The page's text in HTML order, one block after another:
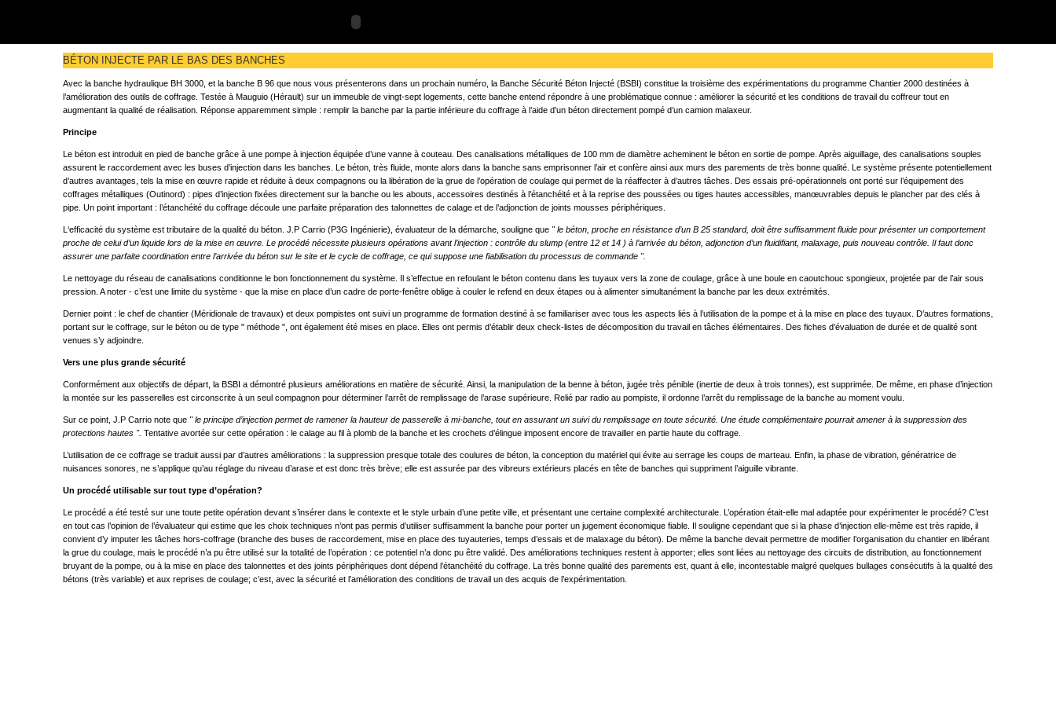
BÉTON INJECTE PAR LE BAS DES BANCHES
Avec la banche hydraulique BH 3000, et la banche B 96 que nous vous présenterons dans un prochain numéro, la Banche Sécurité Béton Injecté (BSBI) constitue la troisième des expérimentations du programme Chantier 2000 destinées à
l’amélioration des outils de coffrage. Testée à Mauguio (Hérault) sur un immeuble de vingt-sept logements, cette banche entend répondre à une problématique connue : améliorer la sécurité et les conditions de travail du coffreur tout en
augmentant la qualité de réalisation. Réponse apparemment simple : remplir la banche par la partie inférieure du coffrage à l’aide d’un béton directement pompé d’un camion malaxeur.
Principe
Le béton est introduit en pied de banche grâce à une pompe à injection équipée d’une vanne à couteau. Des canalisations métalliques de 100 mm de diamètre acheminent le béton en sortie de pompe. Après aiguillage, des canalisations souples
assurent le raccordement avec les buses d’injection dans les banches. Le béton, très fluide, monte alors dans la banche sans emprisonner l’air et confère ainsi aux murs des parements de très bonne qualité. Le système présente potentiellement
d’autres avantages, tels la mise en œuvre rapide et réduite à deux compagnons ou la libération de la grue de l’opération de coulage qui permet de la réaffecter à d’autres tâches. Des essais pré-opérationnels ont porté sur l’équipement des
coffrages métalliques (Outinord) : pipes d’injection fixées directement sur la banche ou les abouts, accessoires destinés à l’étanchéité et à la reprise des poussées ou tiges hautes accessibles, manœuvrables depuis le plancher par des clés à
pipe. Un point important : l’étanchéité du coffrage découle une parfaite préparation des talonnettes de calage et de l’adjonction de joints mousses périphériques.
L‘efficacité du système est tributaire de la qualité du béton. J.P Carrio (P3G Ingénierie), évaluateur de la démarche, souligne que " le béton, proche en résistance d’un B 25 standard, doit être suffisamment fluide pour présenter un comportement
proche de celui d’un liquide lors de la mise en œuvre. Le procédé nécessite plusieurs opérations avant l’injection : contrôle du slump (entre 12 et 14 ) à l’arrivée du béton, adjonction d’un fluidifiant, malaxage, puis nouveau contrôle. Il faut donc
assurer une parfaite coordination entre l’arrivée du béton sur le site et le cycle de coffrage, ce qui suppose une fiabilisation du processus de commande ".
Le nettoyage du réseau de canalisations conditionne le bon fonctionnement du système. Il s’effectue en refoulant le béton contenu dans les tuyaux vers la zone de coulage, grâce à une boule en caoutchouc spongieux, projetée par de l’air sous
pression. A noter - c’est une limite du système - que la mise en place d’un cadre de porte-fenêtre oblige à couler le refend en deux étapes ou à alimenter simultanément la banche par les deux extrémités.
Dernier point : le chef de chantier (Méridionale de travaux) et deux pompistes ont suivi un programme de formation destiné à se familiariser avec tous les aspects liés à l’utilisation de la pompe et à la mise en place des tuyaux. D’autres formations,
portant sur le coffrage, sur le béton ou de type " méthode ", ont également été mises en place. Elles ont permis d’établir deux check-listes de décomposition du travail en tâches élémentaires. Des fiches d’évaluation de durée et de qualité sont
venues s’y adjoindre.
Vers une plus grande sécurité
Conformément aux objectifs de départ, la BSBI a démontré plusieurs améliorations en matière de sécurité. Ainsi, la manipulation de la benne à béton, jugée très pénible (inertie de deux à trois tonnes), est supprimée. De même, en phase d’injection
la montée sur les passerelles est circonscrite à un seul compagnon pour déterminer l’arrêt de remplissage de l’arase supérieure. Relié par radio au pompiste, il ordonne l’arrêt du remplissage de la banche au moment voulu.
Sur ce point, J.P Carrio note que " le principe d’injection permet de ramener la hauteur de passerelle à mi-banche, tout en assurant un suivi du remplissage en toute sécurité. Une étude complémentaire pourrait amener à la suppression des
protections hautes ". Tentative avortée sur cette opération : le calage au fil à plomb de la banche et les crochets d’élingue imposent encore de travailler en partie haute du coffrage.
L’utilisation de ce coffrage se traduit aussi par d’autres améliorations : la suppression presque totale des coulures de béton, la conception du matériel qui évite au serrage les coups de marteau. Enfin, la phase de vibration, génératrice de
nuisances sonores, ne s’applique qu’au réglage du niveau d’arase et est donc très brève; elle est assurée par des vibreurs extérieurs placés en tête de banches qui suppriment l’aiguille vibrante.
Un procédé utilisable sur tout type d’opération?
Le procédé a été testé sur une toute petite opération devant s’insérer dans le contexte et le style urbain d’une petite ville, et présentant une certaine complexité architecturale. L’opération était-elle mal adaptée pour expérimenter le procédé? C’est
en tout cas l’opinion de l’évaluateur qui estime que les choix techniques n’ont pas permis d’utiliser suffisamment la banche pour porter un jugement économique fiable. Il souligne cependant que si la phase d’injection elle-même est très rapide, il
convient d’y imputer les tâches hors-coffrage (branche des buses de raccordement, mise en place des tuyauteries, temps d’essais et de malaxage du béton). De même la banche devait permettre de modifier l’organisation du chantier en libérant
la grue du coulage, mais le procédé n’a pu être utilisé sur la totalité de l’opération : ce potentiel n’a donc pu être validé. Des améliorations techniques restent à apporter; elles sont liées au nettoyage des circuits de distribution, au fonctionnement
bruyant de la pompe, ou à la mise en place des talonnettes et des joints périphériques dont dépend l’étanchéité du coffrage. La très bonne qualité des parements est, quant à elle, incontestable malgré quelques bullages consécutifs à la qualité des
bétons (très variable) et aux reprises de coulage; c’est, avec la sécurité et l’amélioration des conditions de travail un des acquis de l’expérimentation.